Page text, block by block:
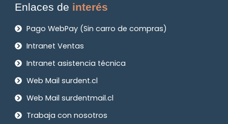
Enlaces de interés
Pago WebPay (Sin carro de compras)
Intranet Ventas
Intranet asistencia técnica
Web Mail surdent.cl
Web Mail surdentmail.cl
Trabaja con nosotros